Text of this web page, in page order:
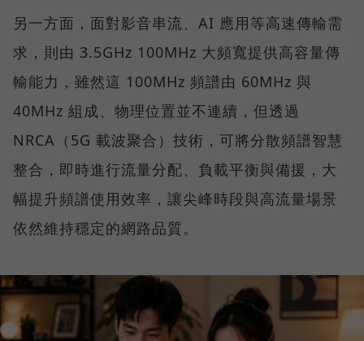
另一方面，面對影音串流、AI 應用等高速傳輸需
求，則由 3.5GHz 100MHz 大頻寬提供高容量傳
輸能力，雖然這 100MHz 頻譜由 60MHz 與
40MHz 組成、物理位置並不連續，但透過
NRCA（5G 載波聚合）技術，可將分散頻譜智慧
整合，即時進行流量分配、負載平衡與備援，大
幅提升頻譜使用效率，讓尖峰時段與高流量場景
依然維持穩定的網路品質。